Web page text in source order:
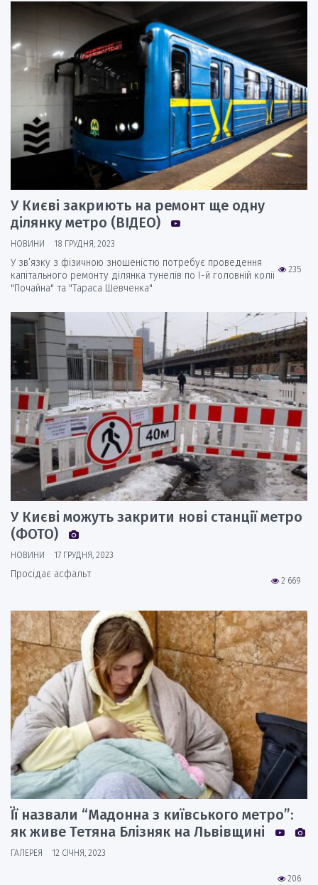
У Києві закриють на ремонт ще одну
ділянку метро (ВІДЕО)
НОВИНИ 18 ГРУДНЯ, 2023
235
У зв’язку з фізичною зношеністю потребує проведення
капітального ремонту ділянка тунелів по І-й головній колії
"Почайна" та "Тараса Шевченка"
У Києві можуть закрити нові станції метро
(ФОТО)
НОВИНИ 17 ГРУДНЯ, 2023
2 669
Просідає асфальт
Її назвали “Мадонна з київського метро”:
як живе Тетяна Блізняк на Львівщині
ГАЛЕРЕЯ 12 СІЧНЯ, 2023
206